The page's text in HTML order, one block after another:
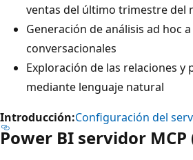
ventas del último trimestre del
Generación de análisis ad hoc
conversacionales
Exploración de las relaciones y
mediante lenguaje natural
Introducción:Configuración del
Power BI servidor MCP